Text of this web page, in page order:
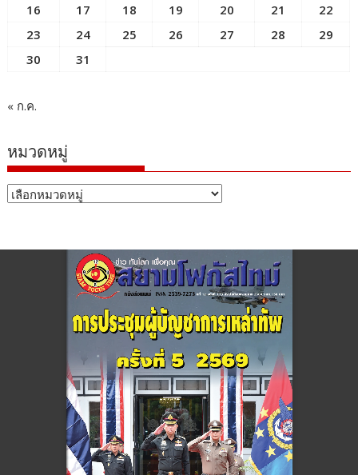
16
17 18 19 20 21
22
23
24 25 26 27 28
29
30
31
« ก.ค.
หมวดหมู่
หมวด